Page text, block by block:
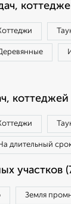
коттеджей
длительный
участков
Земля